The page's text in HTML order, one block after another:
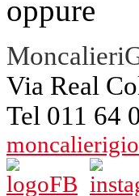
oppure
Via Real
Tel 011 64